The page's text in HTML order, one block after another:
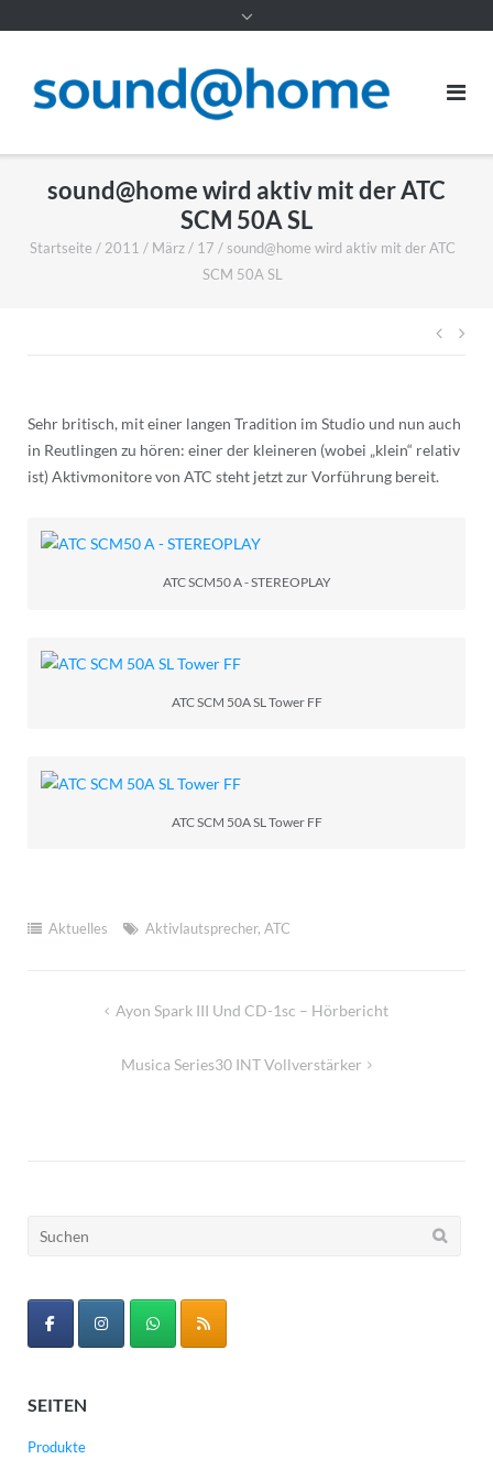
sound@home wird aktiv mit der ATC
SCM 50A SL
Startseite / 2011 / März / 17 / sound@home wird aktiv mit der ATC
SCM 50A SL
Sehr britisch, mit einer langen Tradition im Studio und nun auch
in Reutlingen zu hören: einer der kleineren (wobei „klein“ relativ
ist) Aktivmonitore von ATC steht jetzt zur Vorführung bereit.
ATC SCM50 A - STEREOPLAY
ATC SCM 50A SL Tower FF
ATC SCM 50A SL Tower FF
Aktuelles Aktivlautsprecher, ATC
Beitragsnavigation
Ayon Spark III Und CD-1sc – Hörbericht
Musica Series30 INT Vollverstärker
Suchen
SEITEN
Produkte